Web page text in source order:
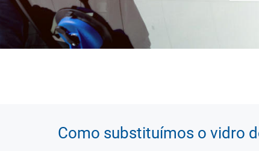
Como substituímos o vidro